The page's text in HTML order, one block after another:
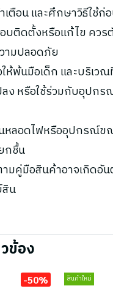
เตือน และศึกษาวิธีใช้ก่
บติดตั้งหรือแก้ไข คว
ามปลอดภัย
ห้พ้นมือเด็ก และบริเว
ง หรือใช้ร่วมกับอุปกร
หลอดไฟหรืออุปกรณ์ข
กชื้น
มคู่มือสินค้าอาจเกิดอั
น
ข้อง
-50% สินค้าใหม่